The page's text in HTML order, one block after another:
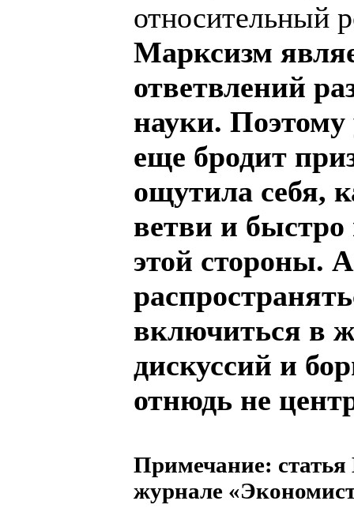
относительный
Марксизм
ответвлений
науки. Поэтому
еще бродит
ощутила себя,
ветви и быстро
этой стороны.
включиться в
дискуссий и
отнюдь не
Примечание:
журнале